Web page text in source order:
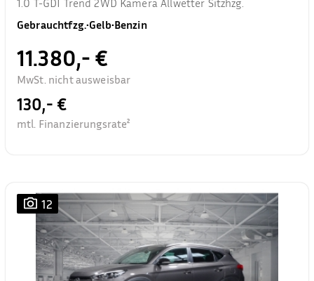
1.0 T-GDI Trend 2WD Kamera Allwetter Sitzhzg.
Gebrauchtfzg.•Gelb•Benzin
11.380,- €
MwSt. nicht ausweisbar
130,- €
mtl. Finanzierungsrate²
12